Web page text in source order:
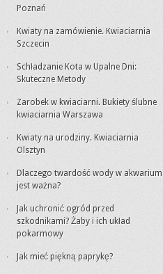
Poznań
Kwiaty na zamówienie. Kwiaciarnia
Szczecin
Schładzanie Kota w Upalne Dni:
Skuteczne Metody
Zarobek w kwiaciarni. Bukiety ślubne
kwiaciarnia Warszawa
Kwiaty na urodziny. Kwiaciarnia
Olsztyn
Dlaczego twardość wody w akwarium
jest ważna?
Jak uchronić ogród przed
szkodnikami? Żaby i ich układ
pokarmowy
Jak mieć piękną paprykę?